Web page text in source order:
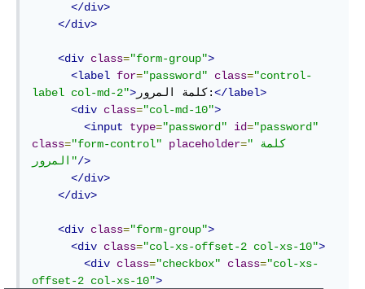
</div>
</div>
<div class="form-group">
<label for="password" class="control-
label col-md-2"> كلمة المرور:</label>
<div class="col-md-10">
<input
type="password" id="password"
class="form-control" placeholder="كلمة
المرور"/>
</div>
</div>
<div class="form-group">
<div class="col-xs-offset-2 col-xs-10">
<div class="checkbox" class="col-xs-
offset-2 col-xs-10">